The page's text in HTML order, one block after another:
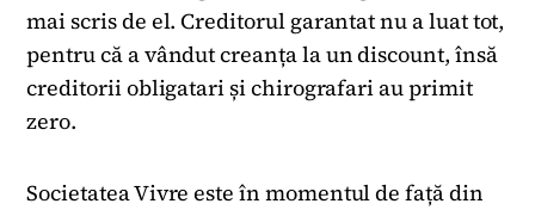
mai scris de el. Creditorul garantat nu a luat tot,
pentru că a vândut creanța la un discount, însă
creditorii obligatari și chirografari au primit
zero.
Societatea Vivre este în momentul de față din